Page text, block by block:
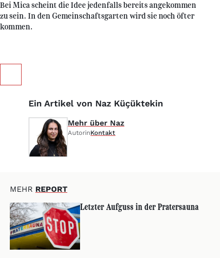
Bei Mica scheint die Idee jedenfalls bereits angekommen
zu sein. In den Gemeinschaftsgarten wird sie noch öfter
kommen.
Ein Artikel von Naz Küçüktekin
Mehr über Naz
AutorinKontakt
MEHR REPORT
Letzter Aufguss in der Pratersauna